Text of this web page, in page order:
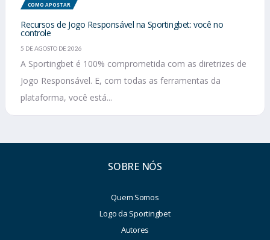
COMO APOSTAR
Recursos de Jogo Responsável na Sportingbet: você no
controle
5 DE AGOSTO DE 2026
A Sportingbet é 100% comprometida com as diretrizes de
Jogo Responsável. E, com todas as ferramentas da
plataforma, você está...
SOBRE NÓS
Quem Somos
Logo da Sportingbet
Autores